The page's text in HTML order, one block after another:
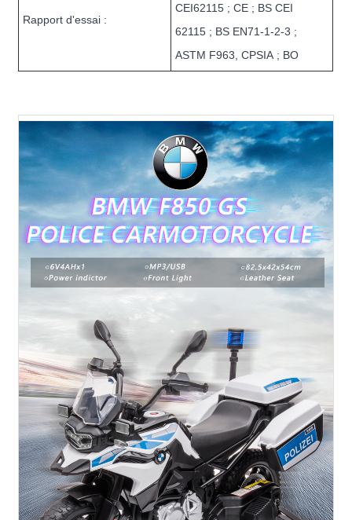
Rapport d'essai :
CEI62115 ; CE ; BS CEI
62115 ; BS EN71-1-2-3 ;
ASTM F963, CPSIA ; BO